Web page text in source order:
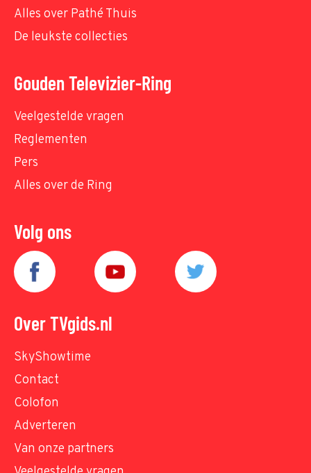
Alles over Pathé Thuis
De leukste collecties
Gouden Televizier-Ring
Veelgestelde vragen
Reglementen
Pers
Alles over de Ring
Volg ons
Over TVgids.nl
SkyShowtime
Contact
Colofon
Adverteren
Van onze partners